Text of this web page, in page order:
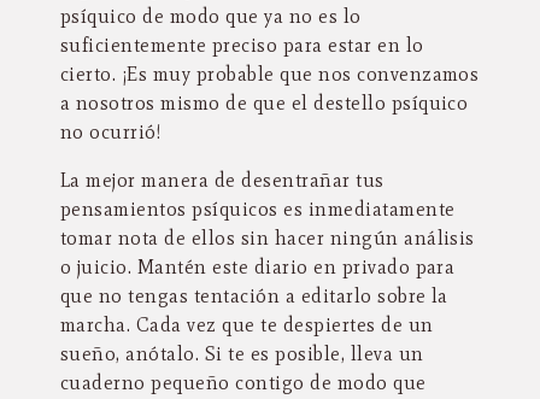
psíquico de modo que ya no es lo
suficientemente preciso para estar en lo
cierto. ¡Es muy probable que nos convenzamos
a nosotros mismo de que el destello psíquico
no ocurrió!
La mejor manera de desentrañar tus
pensamientos psíquicos es inmediatamente
tomar nota de ellos sin hacer ningún análisis
o juicio. Mantén este diario en privado para
que no tengas tentación a editarlo sobre la
marcha. Cada vez que te despiertes de un
sueño, anótalo. Si te es posible, lleva un
cuaderno pequeño contigo de modo que